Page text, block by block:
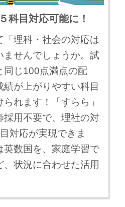
科目対応可能に！
理科・社会の対応は
ませんでしょうか。試
同じ100点満点の配
績が上がりやすい科目
れます！「すらら」
採用不要で、理社の対
対応が実現できま
英数国を、家庭学習で
状況に合わせた活用